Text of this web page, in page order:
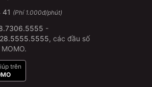
(Phí 1.000đ/phút)
-
, các đầu số
trên